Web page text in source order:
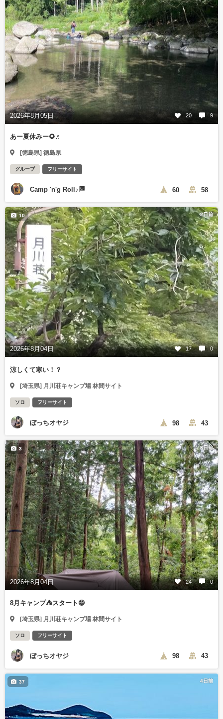
2026年8月05日 20 9
あー夏休みー🌻♬
[徳島県] 徳島県
グループ フリーサイト
Camp 'n'g Roll♪🏁 60 58
2日前
2026年8月04日 17 0
10
涼しくて寒い！？
[埼玉県] 月川荘キャンプ場 林間サイト
ソロ フリーサイト
ぼっちオヤジ 98 43
3日前
2026年8月04日 24 0
3
8月キャンプ⛺️スタート😁
[埼玉県] 月川荘キャンプ場 林間サイト
ソロ フリーサイト
ぼっちオヤジ 98 43
4日前
37